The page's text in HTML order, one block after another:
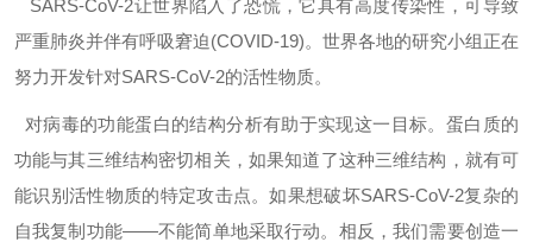
SARS-CoV-2让世界陷入了恐慌，它具有高度传染性，可导致
严重肺炎并伴有呼吸窘迫(COVID-19)。世界各地的研究小组正在
努力开发针对SARS-CoV-2的活性物质。
对病毒的功能蛋白的结构分析有助于实现这一目标。蛋白质的
功能与其三维结构密切相关，如果知道了这种三维结构，就有可
能识别活性物质的特定攻击点。如果想破坏SARS-CoV-2复杂的
自我复制功能——不能简单地采取行动。相反，我们需要创造一